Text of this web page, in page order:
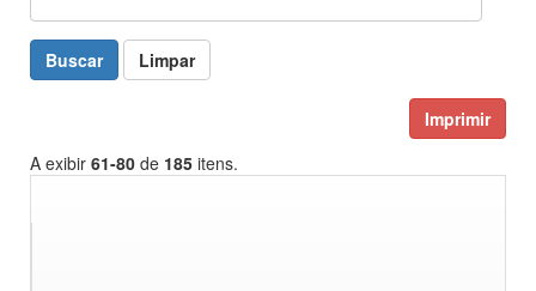
Buscar Limpar
Imprimir
A exibir 61-80 de 185 itens.